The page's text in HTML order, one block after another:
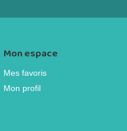
Mon espace
Mes favoris
Mon profil